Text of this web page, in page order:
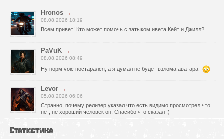
Hronos →
08.08.2026 18:19
Всем привет! Кто может помочь с затыком ивета Кейт и Джилл?
PaVuK →
08.08.2026 08:49
Ну норм voic постарался, а я думал не будет взлома аватара
Levor →
05.08.2026 06:06
Странно, почему релизер указал что есть видимо просмотрел что
нет, не хороший человек он, Спасибо что сказал !)
fr0zen142
05.08.2026 01:40
Статистика